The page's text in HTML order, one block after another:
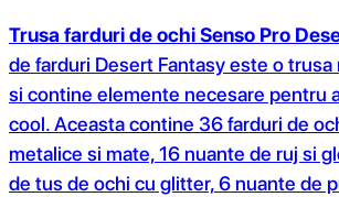
Trusa farduri de ochi Senso Pro
de farduri Desert Fantasy este o
si contine elemente necesare pentru
cool. Aceasta contine 36 farduri de
metalice si mate, 16 nuante de ruj si
de tus de ochi cu glitter, 6 nuante de